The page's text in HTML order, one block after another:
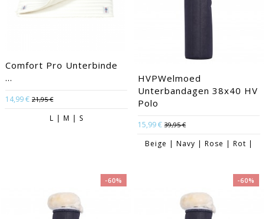
Comfort Pro Unterbinde
...
14,99 € 21,95 €
L | M | S
HVPWelmoed
Unterbandagen 38x40 HV
Polo
15,99 € 39,95 €
Beige | Navy | Rose | Rot |
-60% -60%